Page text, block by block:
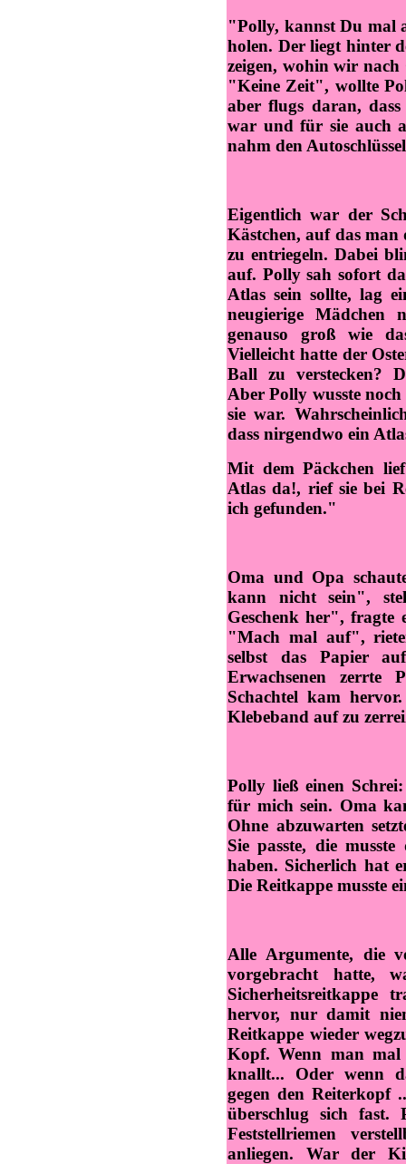
"Polly, kannst Du mal
holen. Der liegt hinter
zeigen, wohin wir
"Keine Zeit", wollte
aber flugs daran,
war und für sie auch
nahm den
Eigentlich war der
Kästchen, auf das
zu entriegeln. Dabei
auf. Polly sah sofort
Atlas sein sollte, lag
neugierige
genauso groß wie
Vielleicht hatte der
Ball zu verstecken?
Aber Polly wusste
sie war.
dass nirgendwo ein
Mit dem Päckchen
Atlas da!, rief sie bei
ich gefunden."
Oma und Opa
kann nicht sein",
Geschenk her", fragte
"Mach mal auf",
selbst das Papier
Erwachsenen zerrte
Schachtel kam
Klebeband auf zu
Polly ließ einen
für mich sein. Oma
Ohne abzuwarten
Sie passte, die
haben. Sicherlich hat
Die Reitkappe musste
Alle Argumente, die
vorgebracht hatte,
Sicherheitsreitkappe
hervor, nur damit
Reitkappe wieder
Kopf. Wenn man
knallt... Oder wenn
gegen den Reiterkopf
überschlug sich fast.
Feststellriemen
anliegen. War der